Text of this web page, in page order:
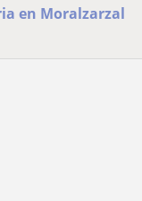
en Moralzarzal